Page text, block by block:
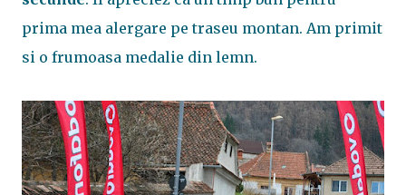
prima mea alergare pe traseu montan. Am primit
si o frumoasa medalie din lemn.